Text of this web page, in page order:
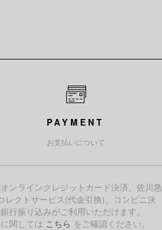
PAYMENT
お支払いについて
ンラインクレジットカード決済、佐川急
レクトサービス(代金引換)、コンビニ決
行振り込みがご利用いただけます。
関しては こちら をご確認ください。